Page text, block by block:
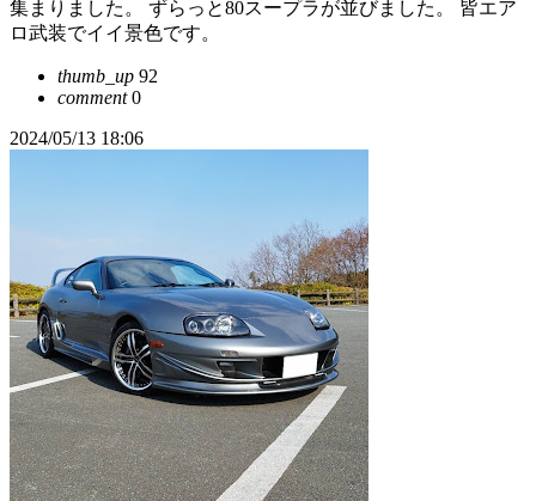
集まりました。 ずらっと80スープラが並びました。 皆エア
ロ武装でイイ景色です。
thumb_up 92
comment0
2024/05/13 18:06